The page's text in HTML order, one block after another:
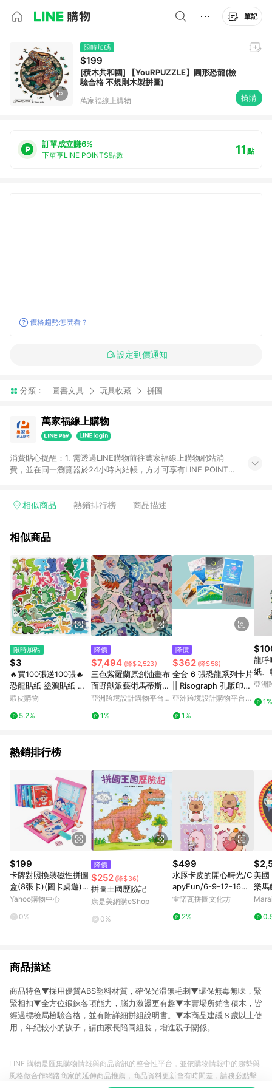
筆記
限時加碼
$199
[積木共和國] 【YouRPUZZLE】圓形恐龍(檢
驗合格 不規則木製拼圖)
萬家福線上購物 搶購
訂單成立賺6%
下單享LINE POINTS點數 11點
價格趨勢怎麼看？
設定到價通知
分類： 圖書文具 玩具收藏 拼圖
萬家福線上購物
消費貼心提醒：1. 需透過LINE購物前往萬家福線上購物網站消
費，並在同一瀏覽器於24小時內結帳，方才可享有LINE POINTS
4. 不具回饋資格種類商品：電子禮券。 5. 回饋點數計算將排除訂
錄，相關問題請於保留時間內聯絡客服中心，並由康達盛通生活
提供簡單、快速、輕鬆的購物流程及體驗，將不定期推出精選、
話題性或期間限定商品來滿足您的喜好。
相似商品 熱銷排行榜 商品描述
相似商品
限時加碼
$3
🔥買100張送100張🔥
恐龍貼紙 塗鴉貼紙 獎
勵貼紙 行李箱貼紙 裝
貼紙 防水貼紙 卡通貼
蝦皮購物
5.2%
降價
$7,494 (降$2,523)
三色紫羅蘭原創油畫布
面野獸派藝術馬蒂斯啟
發鮮花花束
亞洲跨境設計購物平台
1%
降價
$362 (降$58)
全套 6 張恐龍系列卡片
/ 明信片 /限量
亞洲跨境設計購物平台
1%
龍呼
紙
孫氏
亞洲
1%
熱銷排行榜
$199
卡牌對照換裝磁性拼圖
盒(8張卡)(圖卡桌遊)
【888便利購】
Yahoo購物中心
0%
降價
$252 (降$36)
拼圖王國歷險記
康是美網購eShop
0%
$499
水豚卡皮的開心時光/C
apyFun/6-9-12-16片
拼圖/EDUCA
雷諾瓦拼圖文化坊
2%
美
樂馬
商品描述
商品特色▼採用優質ABS塑料材質，確保光滑無毛刺▼環保無毒無味，緊
緊相扣▼全方位鍛鍊各項能力，腦力激盪更有趣▼本賣場所銷售積木，皆
經過標檢局檢驗合格，並有附詳細拼組說明書。▼本商品建議８歲以上使
用，年紀較小的孩子，請由家長陪同組裝，增進親子關係。
LINE 購物是匯集購物情報與商品資訊的整合性平台，並依購物情報中的趨勢與
風格做合作網路商家的延伸商品推薦，商品資料更新會有時間差，請務必點擊